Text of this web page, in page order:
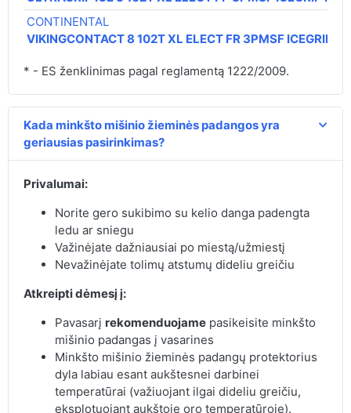
CONTINENTAL
VIKINGCONTACT 8 102T XL ELECT FR 3PMSF ICEGRIP
* - ES ženklinimas pagal reglamentą 1222/2009.
Kada minkšto mišinio žieminės padangos yra
geriausias pasirinkimas?
Privalumai:
Norite gero sukibimo su kelio danga padengta
ledu ar sniegu
Važinėjate dažniausiai po miestą/užmiestį
Nevažinėjate tolimų atstumų dideliu greičiu
Atkreipti dėmesį į:
Pavasarį rekomenduojamepasikeisite minkšto
mišinio padangas į vasarines
Minkšto mišinio žieminės padangų protektorius
dyla labiau esant aukštesnei darbinei
temperatūrai (važiuojant ilgai dideliu greičiu,
eksplotuojant aukštoje oro temperatūroje).